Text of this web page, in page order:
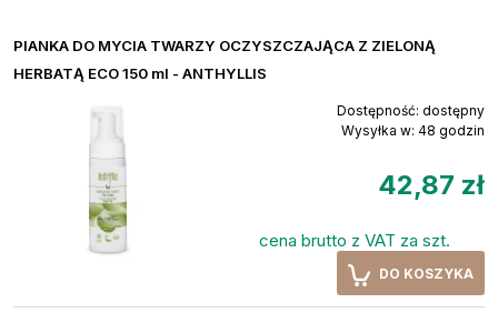
PIANKA DO MYCIA TWARZY OCZYSZCZAJĄCA Z ZIELONĄ
HERBATĄ ECO 150 ml - ANTHYLLIS
Dostępność: dostępny
Wysyłka w: 48 godzin
42,87 zł
cena brutto z VAT za szt.
DO KOSZYKA